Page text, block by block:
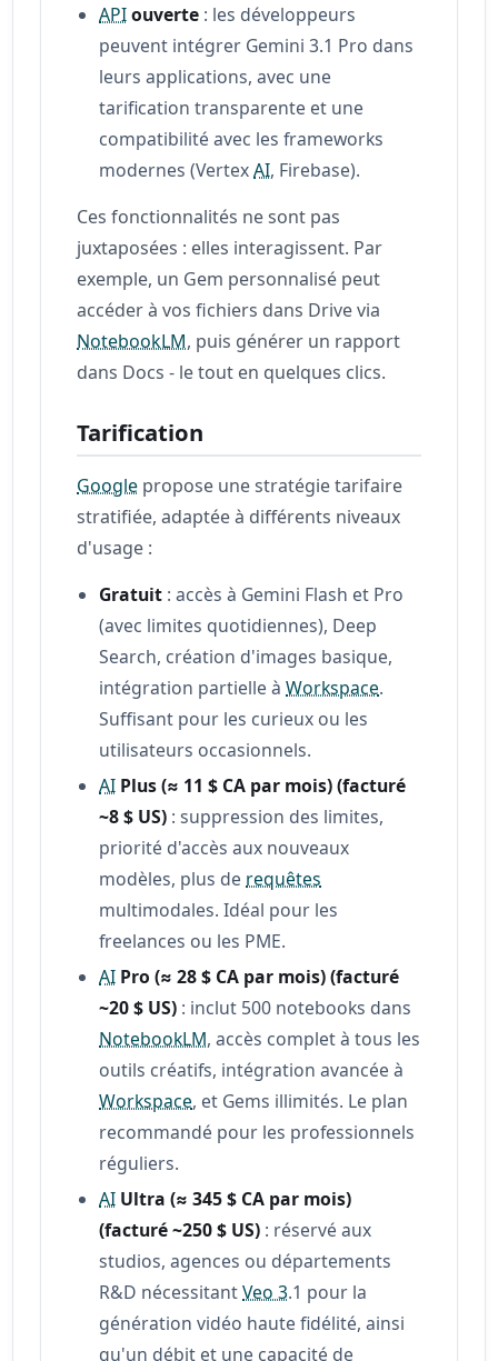
APIouverte : les développeurs
peuvent intégrer Gemini 3.1 Pro dans
leurs applications, avec une
tarification transparente et une
compatibilité avec les frameworks
modernes (VertexAI, Firebase).
Ces fonctionnalités ne sont pas
juxtaposées : elles interagissent. Par
exemple, un Gem personnalisé peut
accéder à vos fichiers dans Drive via
NotebookLM, puis générer un rapport
dans Docs - le tout en quelques clics.
Tarification
Google propose une stratégie tarifaire
stratifiée, adaptée à différents niveaux
d'usage :
Gratuit : accès à Gemini Flash et Pro
(avec limites quotidiennes), Deep
Search, création d'images basique,
intégration partielle àWorkspace.
Suffisant pour les curieux ou les
utilisateurs occasionnels.
AI Plus (≈ 11 $ CA par mois) (facturé
~8 $ US) : suppression des limites,
priorité d'accès aux nouveaux
modèles, plus de requêtes
multimodales. Idéal pour les
freelances ou les PME.
AI Pro (≈ 28 $ CA par mois) (facturé
~20 $ US) : inclut 500 notebooks dans
NotebookLM, accès complet à tous les
outils créatifs, intégration avancée à
Workspace, et Gems illimités. Le plan
recommandé pour les professionnels
réguliers.
AI Ultra (≈ 345 $ CA par mois)
(facturé ~250 $ US) : réservé aux
studios, agences ou départements
R&D nécessitantVeo 3.1 pour la
génération vidéo haute fidélité, ainsi
qu'un débit et une capacité de